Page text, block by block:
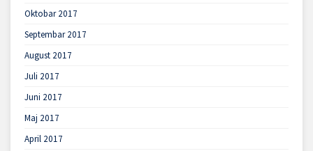
Oktobar 2017
Septembar 2017
August 2017
Juli 2017
Juni 2017
Maj 2017
April 2017